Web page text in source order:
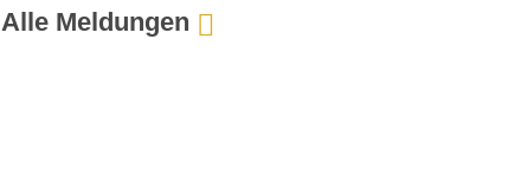
Alle Meldungen